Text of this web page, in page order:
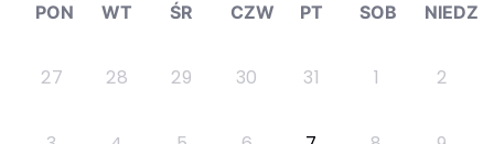
PON WT ŚR CZW PT SOB NIEDZ
27 28 29 30 31 1 2